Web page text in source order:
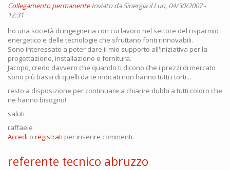
Collegamento permanente Inviato da Sinergiail Lun, 04/30/2007 -
12:31
ho una società di ingegneria con cui lavoro nel settore del risparmio
energetico e delle tecnologie che sfruttano fonti rinnovabili.
Sono interessato a poter dare il mio supporto all'iniziativa per la
progettazione, installazione e fornitura.
Jacopo, credo davvero che quando ti dicono che i prezzi di mercato
sono più bassi di quelli da te indicati non hanno tutti i torti...
resto a disposizione per continuare a chiarire dubbi a tutti coloro che
ne hanno bisogno!
saluti
raffaele
Accedi o registrati per inserire commenti.
referente tecnico abruzzo